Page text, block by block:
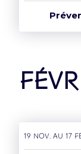
19 nov. AU 17